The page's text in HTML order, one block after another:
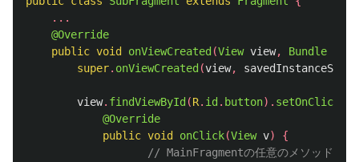
...
@Override
public void onViewCreated (View view, Bundle
super. onViewCreated (view, savedInstanceState
view. findViewById (R. id . button).
@Override
public void onClick(View v)
{
// MainFragmentの任意のメソッドの呼